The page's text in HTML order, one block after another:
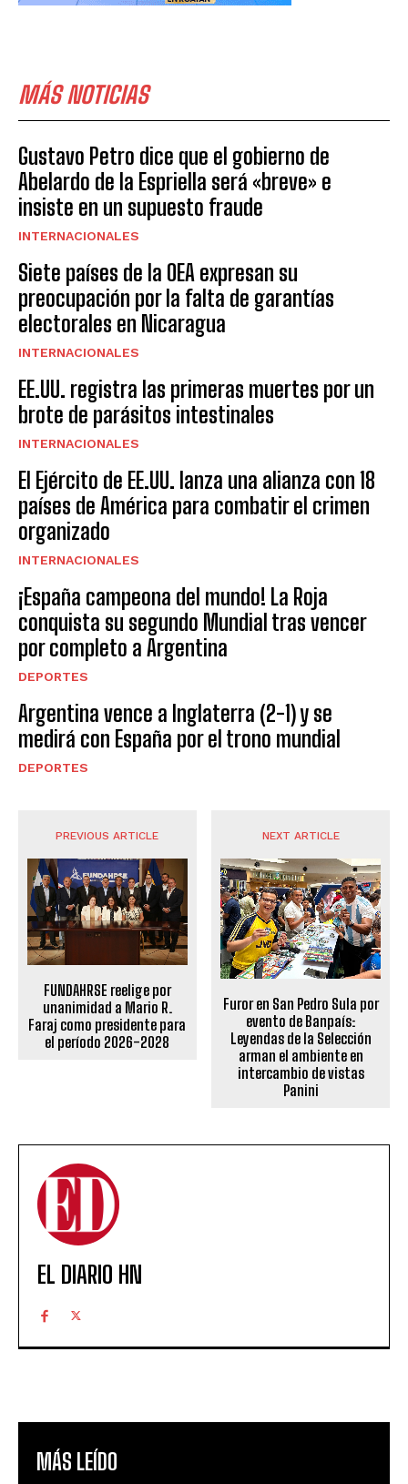
MÁS NOTICIAS
Gustavo Petro dice que el gobierno de
Abelardo de la Espriella será «breve» e
insiste en un supuesto fraude
INTERNACIONALES
Siete países de la OEA expresan su
preocupación por la falta de garantías
electorales en Nicaragua
INTERNACIONALES
EE.UU. registra las primeras muertes por un
brote de parásitos intestinales
INTERNACIONALES
El Ejército de EE.UU. lanza una alianza con 18
países de América para combatir el crimen
organizado
INTERNACIONALES
¡España campeona del mundo! La Roja
conquista su segundo Mundial tras vencer
por completo a Argentina
DEPORTES
Argentina vence a Inglaterra (2-1) y se
medirá con España por el trono mundial
DEPORTES
PREVIOUS ARTICLE
FUNDAHRSE reelige por
unanimidad a Mario R.
Faraj como presidente para
el período 2026-2028
NEXT ARTICLE
Furor en San Pedro Sula por
evento de Banpaís:
Leyendas de la Selección
arman el ambiente en
intercambio de vistas
Panini
EL DIARIO HN
MÁS LEÍDO